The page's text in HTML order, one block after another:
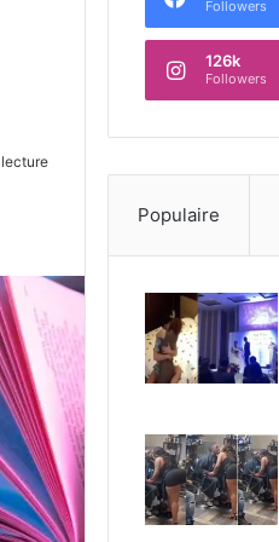
Followers
126k
Followers
Populaire